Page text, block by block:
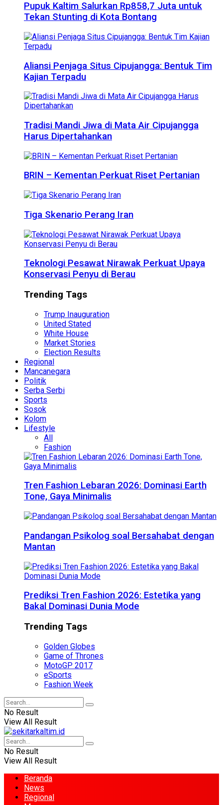
Pupuk Kaltim Salurkan Rp858,7 Juta untuk
Tekan Stunting di Kota Bontang
Aliansi Penjaga Situs Cipujangga: Bentuk Tim
Kajian Terpadu
Tradisi Mandi Jiwa di Mata Air Cipujangga
Harus Dipertahankan
BRIN – Kementan Perkuat Riset Pertanian
Tiga Skenario Perang Iran
Teknologi Pesawat Nirawak Perkuat Upaya
Konservasi Penyu di Berau
Trending Tags
Trump Inauguration
United Stated
White House
Market Stories
Election Results
Regional
Mancanegara
Politik
Serba Serbi
Sports
Sosok
Kolom
Lifestyle
All
Fashion
Tren Fashion Lebaran 2026: Dominasi Earth
Tone, Gaya Minimalis
Pandangan Psikolog soal Bersahabat dengan
Mantan
Prediksi Tren Fashion 2026: Estetika yang
Bakal Dominasi Dunia Mode
Trending Tags
Golden Globes
Game of Thrones
MotoGP 2017
eSports
Fashion Week
No Result
View All Result
No Result
View All Result
Beranda
News
Regional